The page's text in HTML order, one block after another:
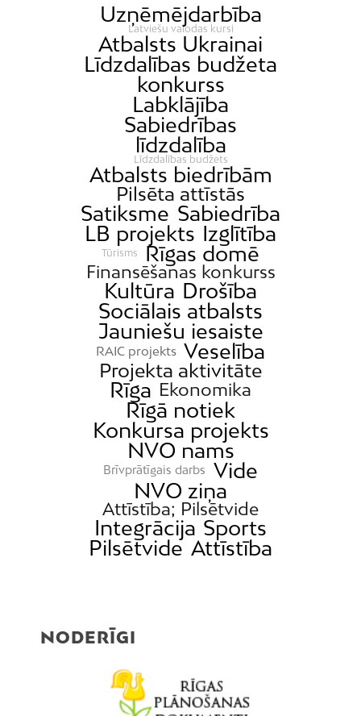
Uzņēmējdarbība
Latviešu valodas kursi
Atbalsts Ukrainai
Līdzdalības budžeta
konkurss
Labklājība
Sabiedrības
līdzdalība
Līdzdalības budžets
Atbalsts biedrībām
Pilsēta attīstās
Satiksme Sabiedrība
LB projekts Izglītība
Tūrisms Rīgas domē
Finansēšanas konkurss
Kultūra Drošība
Sociālais atbalsts
Jauniešu iesaiste
RAIC projekts Veselība
Projekta aktivitāte
Rīga Ekonomika
Rīgā notiek
Konkursa projekts
NVO nams
Brīvprātīgais darbs
Vide
NVO ziņa
Attīstība; Pilsētvide
Integrācija Sports
Pilsētvide Attīstība
NODERĪGI